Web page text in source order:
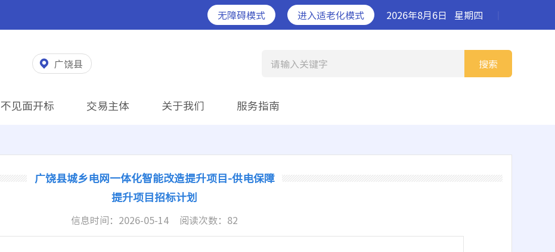
无障碍模式 进入适老化模式 2026年8月6日 星期四
广饶县 搜索
请输入关键字
不见面开标 交易主体 关于我们 服务指南
广饶县城乡电网一体化智能改造提升项目-供电保障
提升项目招标计划
信息时间： 2026-05-14 阅读次数： 82